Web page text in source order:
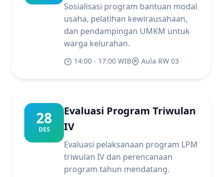
Sosialisasi program bantuan modal
usaha, pelatihan kewirausahaan,
dan pendampingan UMKM untuk
warga kelurahan.
14:00 - 17:00 WIB Aula RW 03
28
DES
Evaluasi Program Triwulan
IV
Evaluasi pelaksanaan program LPM
triwulan IV dan perencanaan
program tahun mendatang.